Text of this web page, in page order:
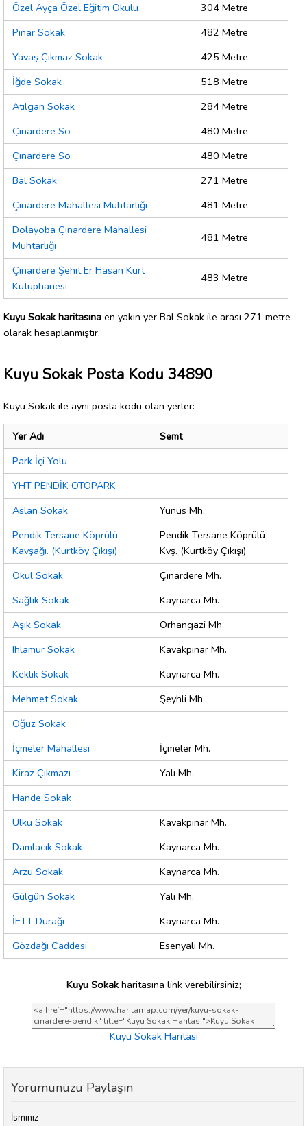
Özel Ayça Özel Eğitim Okulu
304 Metre
Pınar Sokak
482 Metre
Yavaş Çıkmaz Sokak
425 Metre
İğde Sokak
518 Metre
Atılgan Sokak
284 Metre
Çınardere So
480 Metre
Çınardere So
480 Metre
Bal Sokak
271 Metre
Çınardere Mahallesi Muhtarlığı
481 Metre
Dolayoba Çınardere Mahallesi
Muhtarlığı
481 Metre
Çınardere Şehit Er Hasan Kurt
Kütüphanesi
483 Metre
Kuyu Sokak haritasına en yakın yer Bal Sokak ile arası 271 metre
olarak hesaplanmıştır.
Kuyu Sokak Posta Kodu 34890
Kuyu Sokak ile aynı posta kodu olan yerler:
Yer Adı
Semt
Park İçi Yolu
YHT PENDİK OTOPARK
Aslan Sokak
Yunus Mh.
Pendik Tersane Köprülü
Kavşağı. (Kurtköy Çıkışı)
Pendik Tersane Köprülü
Kvş. (Kurtköy Çıkışı)
Okul Sokak
Çınardere Mh.
Sağlık Sokak
Kaynarca Mh.
Aşık Sokak
Orhangazi Mh.
Ihlamur Sokak
Kavakpınar Mh.
Keklik Sokak
Kaynarca Mh.
Mehmet Sokak
Şeyhli Mh.
Oğuz Sokak
İçmeler Mahallesi
İçmeler Mh.
Kiraz Çıkmazı
Yalı Mh.
Hande Sokak
Ülkü Sokak
Kavakpınar Mh.
Damlacık Sokak
Kaynarca Mh.
Arzu Sokak
Kaynarca Mh.
Gülgün Sokak
Yalı Mh.
İETT Durağı
Kaynarca Mh.
Gözdağı Caddesi
Esenyalı Mh.
Kuyu Sokakharitasına link verebilirsiniz;
Kuyu Sokak Haritası
Yorumunuzu Paylaşın
İsminiz